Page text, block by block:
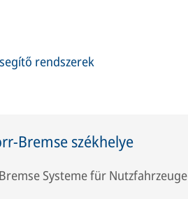
rendszerek
Bremse székhelye
Systeme für Nutzfahrzeuge